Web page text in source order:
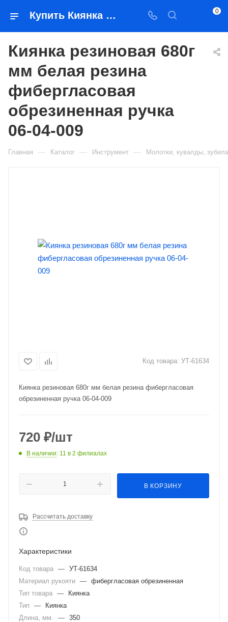
Купить Киянка резиновая 680г мм белая резина фибергласовая обрезиненная ручка 06-04-009 в Якутске — цена, характеристики, подбор | Востоктехторг 0
Киянка резиновая 680г
мм белая резина
фибергласовая
обрезиненная ручка
06-04-009
Главная — Каталог — Инструмент — Молотки, кувалды, зубила
Код товара: УТ-61634
Киянка резиновая 680г мм белая резина фибергласовая
обрезиненная ручка 06-04-009
720 ₽/шт
В наличии: 11 в 2 филиалах
В КОРЗИНУ
Рассчитать доставку
Характеристики
Код товара — УТ-61634
Материал рукояти — фибергласовая обрезиненная
Тип товара —
Киянка
Тип
—
Киянка
Длина, мм.
— 350